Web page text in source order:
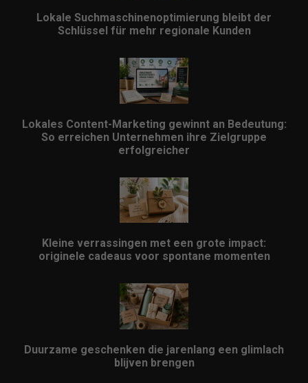
Lokale Suchmaschinenoptimierung bleibt der
Schlüssel für mehr regionale Kunden
Lokales Content-Marketing gewinnt an Bedeutung:
So erreichen Unternehmen ihre Zielgruppe
erfolgreicher
Kleine verrassingen met een grote impact:
originele cadeaus voor spontane momenten
Duurzame geschenken die jarenlang een glimlach
blijven brengen